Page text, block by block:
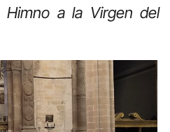
Himno a la Virgen del